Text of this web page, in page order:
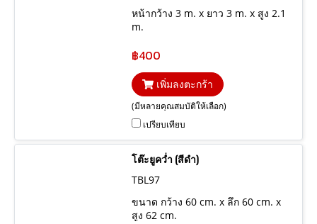
หน้ากว้าง 3 m. x ยาว 3 m. x สูง 2.1
m.
฿400
เพิ่มลงตะกร้า
(มีหลายคุณสมบัติให้เลือก)
เปรียบเทียบ
โต๊ะยูคว่ำ (สีดำ)
TBL97
ขนาด กว้าง 60 cm. x ลึก 60 cm. x
สูง 62 cm.